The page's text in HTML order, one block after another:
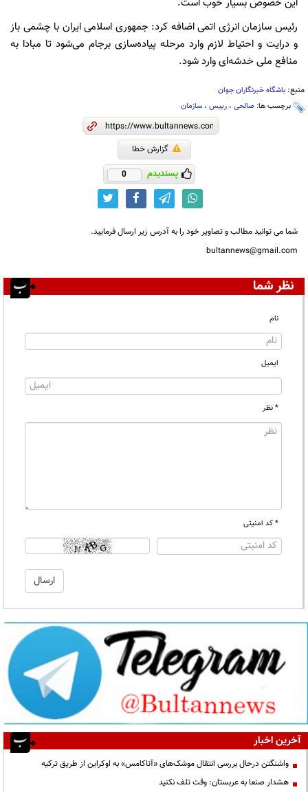
رئیس سازمان انرژی اتمی اضافه کرد: جمهوری اسلامی ایران با چشمی باز
و درایت و احتیاط لازم وارد مرحله پیاده‌سازی برجام می‌شود تا مبادا به
منافع ملی خدشه‌ای وارد شود.
منبع: باشگاه خبرنگاران جوان
برچسب ها: صالحی ، رییس ، سازمان
گزارش خطا
پسندیدم 0
شما می توانید مطالب و تصاویر خود را به آدرس زیر ارسال فرمایید.
bultannews@gmail.com
نظر شما
نام
ایمیل
* نظر
* کد امنیتی
آخرین اخبار
واشنگتن درحال بررسی انتقال موشک‌های «آتاکامس» به اوکراین از طریق ترکیه
هشدار صنعا به عربستان: وقت تلف نکنید